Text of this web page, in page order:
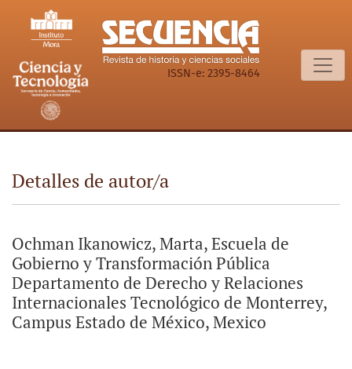
Detalles de autor/a
ISSN-e: 2395-8464
Detalles de autor/a
Ochman Ikanowicz, Marta, Escuela de
Gobierno y Transformación Pública
Departamento de Derecho y Relaciones
Internacionales Tecnológico de Monterrey,
Campus Estado de México, Mexico